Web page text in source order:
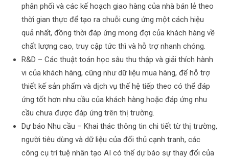
phân phối và các kế hoạch giao hàng của nhà bán lẻ theo
thời gian thực để tạo ra chuỗi cung ứng một cách hiệu
quả nhất, đồng thời đáp ứng mong đợi của khách hàng về
chất lượng cao, truy cập tức thì và hỗ trợ nhanh chóng.
R&D – Các thuật toán học sâu thu thập và giải thích hành
vi của khách hàng, cũng như dữ liệu mua hàng, để hỗ trợ
thiết kế sản phẩm và dịch vụ thế hệ tiếp theo có thể đáp
ứng tốt hơn nhu cầu của khách hàng hoặc đáp ứng nhu
cầu chưa được đáp ứng trên thị trường.
Dự báo Nhu cầu – Khai thác thông tin chi tiết từ thị trường,
người tiêu dùng và dữ liệu của đối thủ cạnh tranh, các
công cụ trí tuệ nhân tạo AI có thể dự báo sự thay đổi của